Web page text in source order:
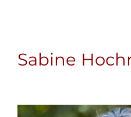
Sabine